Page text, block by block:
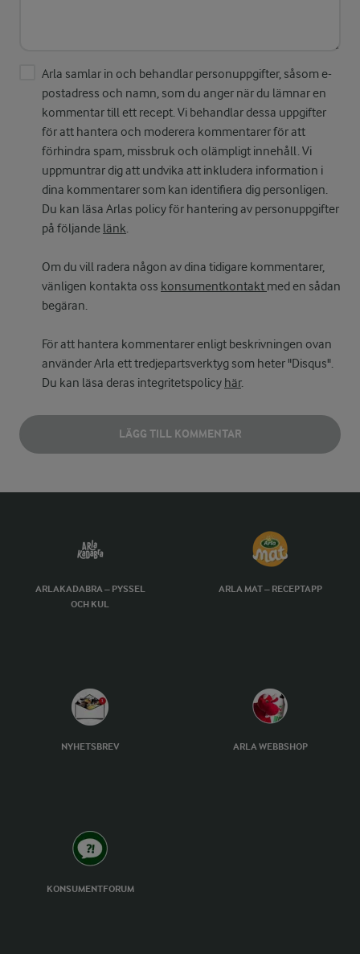
Arla samlar in och behandlar personuppgifter, såsom e-
postadress och namn, som du anger när du lämnar en
kommentar till ett recept. Vi behandlar dessa uppgifter
för att hantera och moderera kommentarer för att
förhindra spam, missbruk och olämpligt innehåll. Vi
uppmuntrar dig att undvika att inkludera information i
dina kommentarer som kan identifiera dig personligen.
Du kan läsa Arlas policy för hantering av personuppgifter
på följande länk.
Om du vill radera någon av dina tidigare kommentarer,
vänligen kontakta oss konsumentkontakt med en sådan
begäran.
För att hantera kommentarer enligt beskrivningen ovan
använder Arla ett tredjepartsverktyg som heter "Disqus".
Du kan läsa deras integritetspolicy här.
LÄGG TILL KOMMENTAR
ARLAKADABRA – PYSSEL
OCH KUL
ARLA MAT – RECEPTAPP
NYHETSBREV ARLA WEBBSHOP
KONSUMENTFORUM